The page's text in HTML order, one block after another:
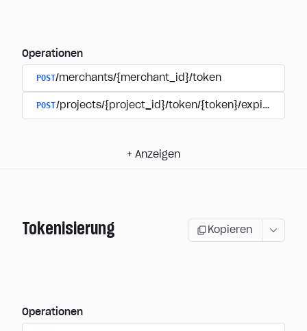
Operationen
POST/merchants/{merchant_id}/token
POST/projects/{project_id}/token/{token}/expire
+ Anzeigen
Tokenisierung Kopieren
Operationen